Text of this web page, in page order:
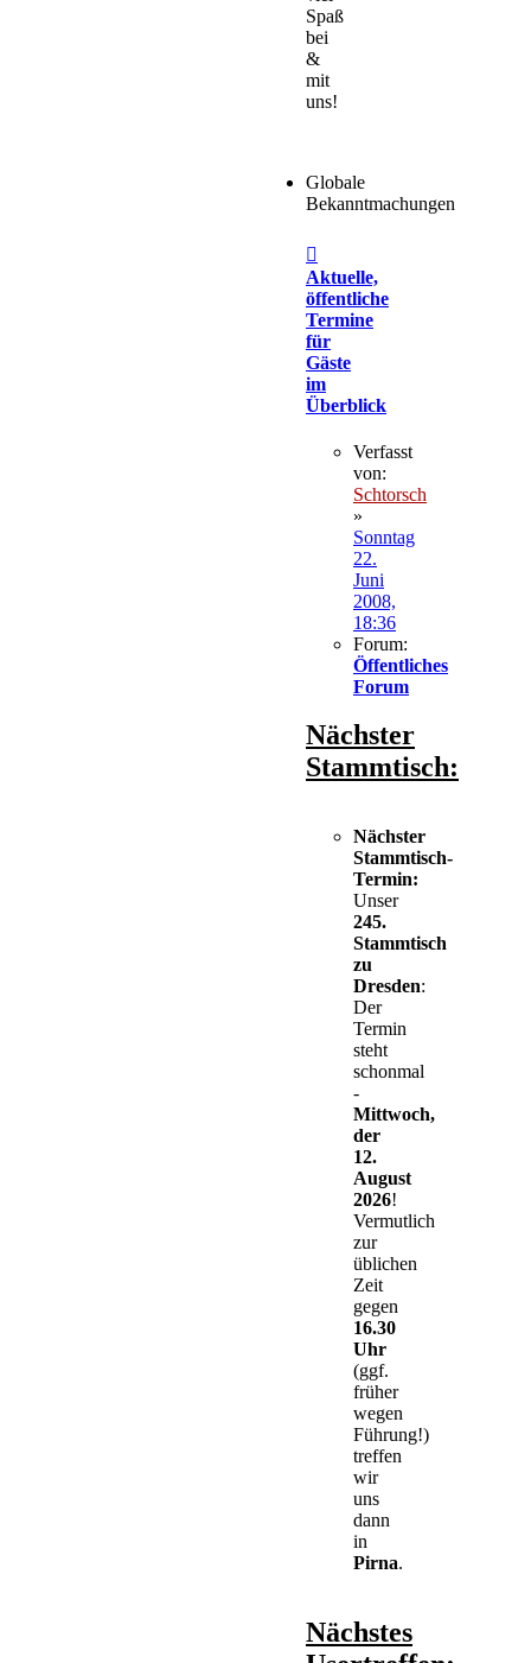
Spaß
bei
&
mit
uns!
Globale
Bekanntmachungen
Aktuelle,
öffentliche
Termine
für
Gäste
im
Überblick
Verfasst
von:
Schtorsch
»
Sonntag
22.
Juni
2008,
18:36
Forum:
Öffentliches
Forum
Nächster
Stammtisch:
Nächster
Stammtisch-
Termin:
Unser
245.
Stammtisch
zu
Dresden:
Der
Termin
steht
schonmal
-
Mittwoch,
der
12.
August
2026!
Vermutlich
zur
üblichen
Zeit
gegen
16.30
Uhr
(ggf.
früher
wegen
Führung!)
treffen
wir
uns
dann
in
Pirna.
Nächstes